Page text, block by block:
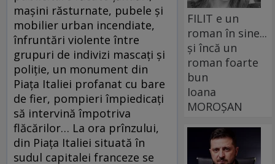
maşini răsturnate, pubele şi
mobilier urban incendiate,
înfruntări violente între
grupuri de indivizi mascaţi şi
poliţie, un monument din
Piaţa Italiei profanat cu bare
de fier, pompieri împiedicaţi
să intervină împotriva
flăcărilor… La ora prînzului,
din Piaţa Italiei situată în
sudul capitalei franceze se
FILIT e un
roman în sine...
și încă un
roman foarte
bun
Ioana
MOROȘAN